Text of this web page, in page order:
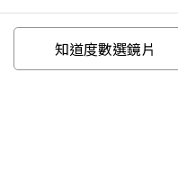
知道度數選鏡片
追蹤我們